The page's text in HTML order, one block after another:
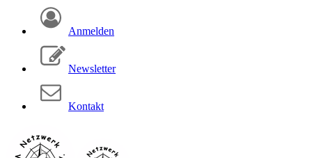
Anmelden
Newsletter
Kontakt